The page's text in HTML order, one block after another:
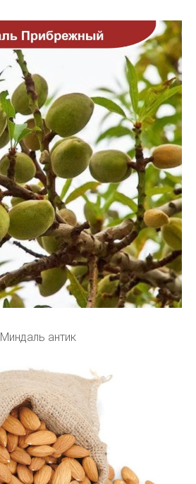
Миндаль антик